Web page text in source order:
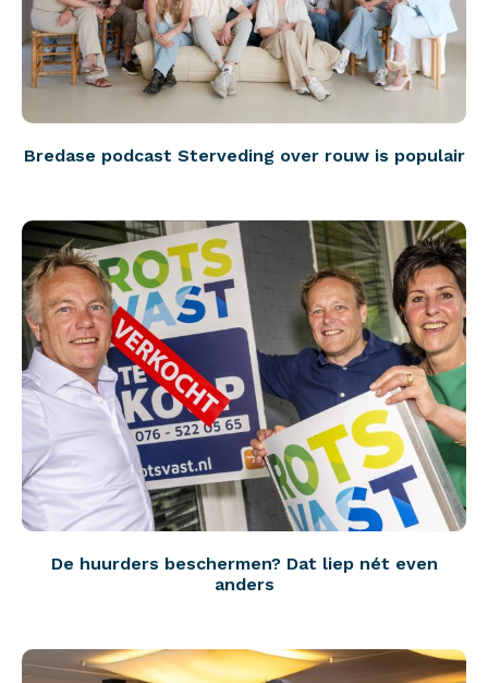
Bredase podcast Sterveding over rouw is populair
De huurders beschermen? Dat liep nét even
anders